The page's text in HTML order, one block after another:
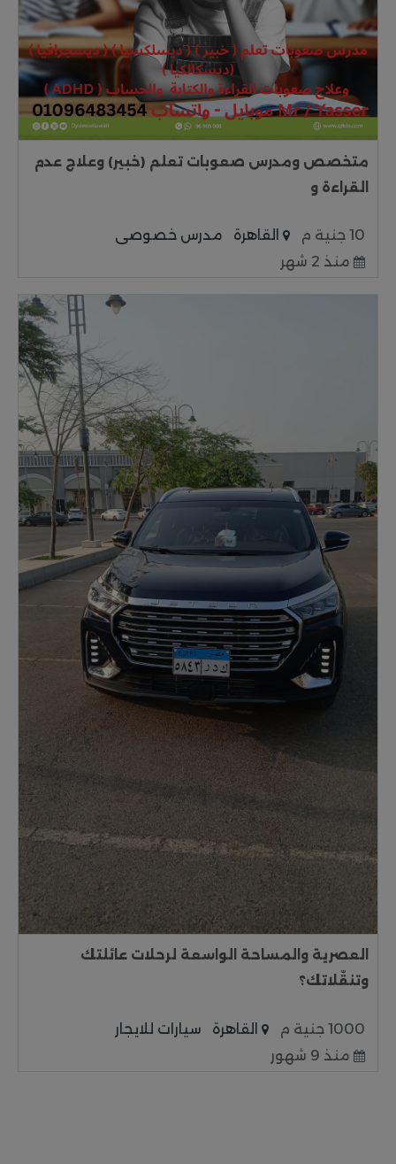
متخصص ومدرس صعوبات تعلم (خبير) وعلاج عدم
القراءة و
10 جنية م القاهرة
مدرس خصوصى
منذ 2 شهر
العصرية والمساحة الواسعة لرحلات عائلتك
وتنقّلاتك؟
1000 جنية م القاهرة
سيارات للايجار
منذ 9 شهور